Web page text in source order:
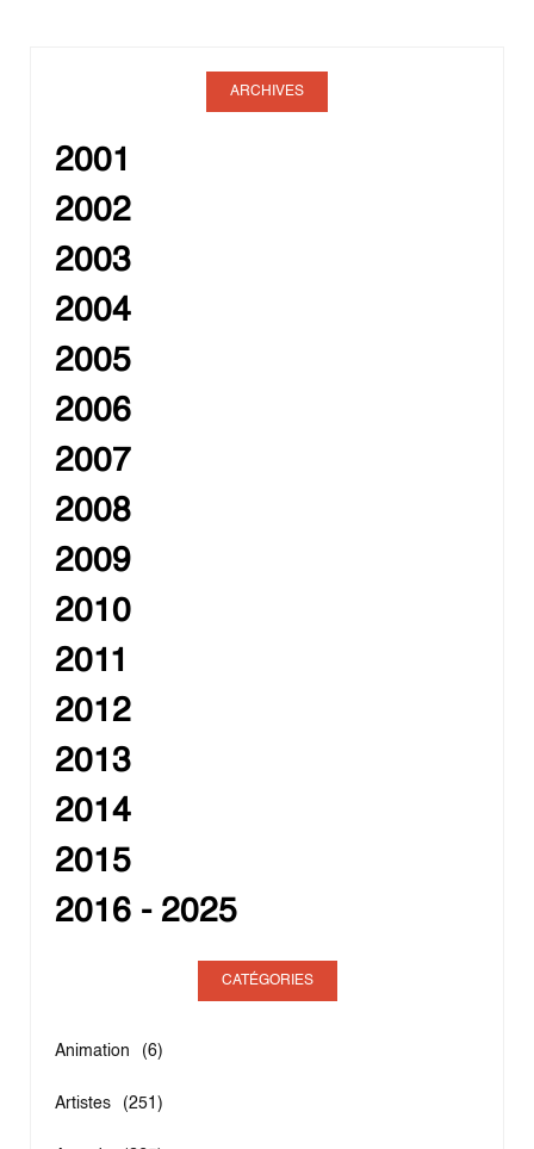
ARCHIVES
2001
2002
2003
2004
2005
2006
2007
2008
2009
2010
2011
2012
2013
2014
2015
2016 - 2025
CATÉGORIES
Animation (6)
Artistes (251)